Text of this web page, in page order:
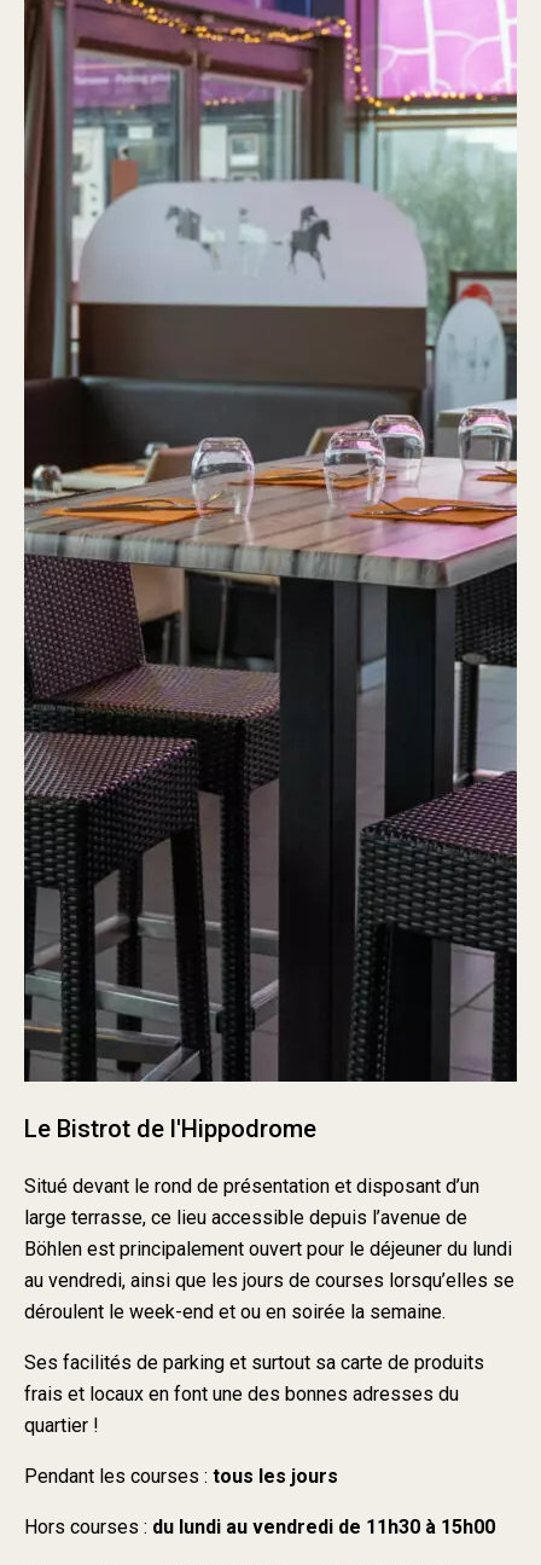
Le Bistrot de l'Hippodrome
Situé devant le rond de présentation et disposant d’un
large terrasse, ce lieu accessible depuis l’avenue de
Böhlen est principalement ouvert pour le déjeuner du lundi
au vendredi, ainsi que les jours de courses lorsqu’elles se
déroulent le week-end et ou en soirée la semaine.
Ses facilités de parking et surtout sa carte de produits
frais et locaux en font une des bonnes adresses du
quartier !
Pendant les courses : tous les jours
Hors courses : du lundi au vendredi de 11h30 à 15h00